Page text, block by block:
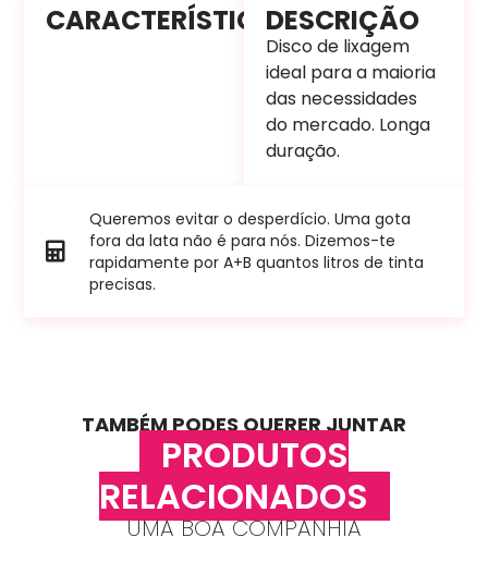
CARACTERÍSTICASDESCRIÇÃO
Disco de lixagem
ideal para a maioria
das necessidades
do mercado. Longa
duração.
Queremos evitar o desperdício. Uma gota
fora da lata não é para nós. Dizemos-te
rapidamente por A+B quantos litros de tinta
precisas.
TAMBÉM PODES QUERER JUNTAR
PRODUTOS
RELACIONADOS
UMA BOA COMPANHIA